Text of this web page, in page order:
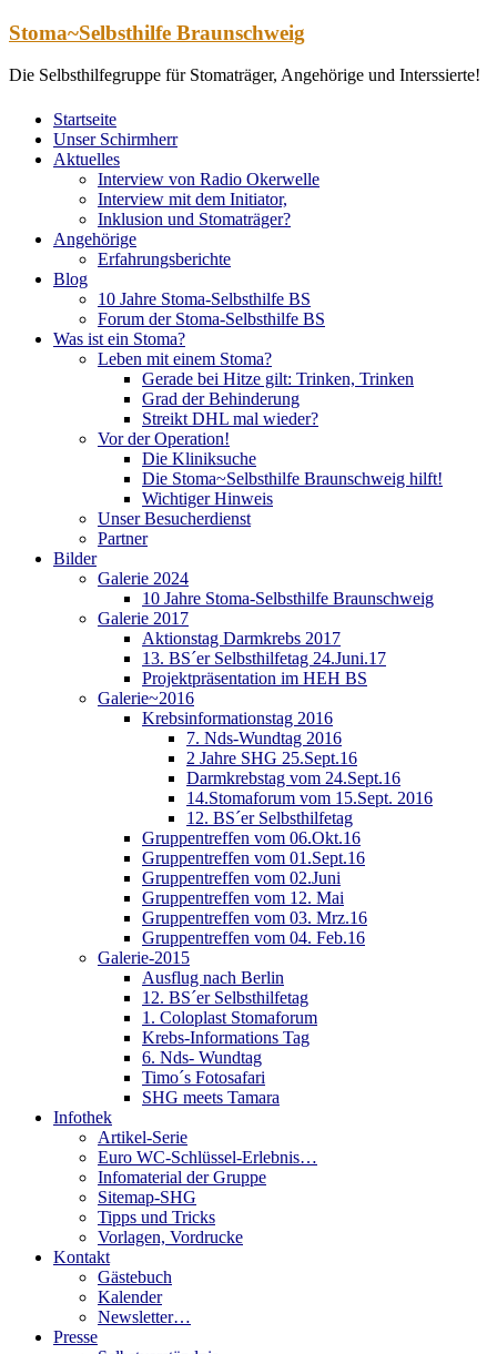
Zum
springen
Stoma~Selbsthilfe Braunschweig
Die Selbsthilfegruppe für Stomaträger, Angehörige und Interssierte!
Startseite
Unser Schirmherr
Aktuelles
Interview von Radio Okerwelle
Interview mit dem Initiator,
Inklusion und Stomaträger?
Angehörige
Erfahrungsberichte
Blog
10 Jahre Stoma-Selbsthilfe BS
Forum der Stoma-Selbsthilfe BS
Was ist ein Stoma?
Leben mit einem Stoma?
Gerade bei Hitze gilt: Trinken, Trinken
Grad der Behinderung
Streikt DHL mal wieder?
Vor der Operation!
Die Kliniksuche
Die Stoma~Selbsthilfe Braunschweig hilft!
Wichtiger Hinweis
Unser Besucherdienst
Partner
Bilder
Galerie 2024
10 Jahre Stoma-Selbsthilfe Braunschweig
Galerie 2017
Aktionstag Darmkrebs 2017
13. BS´er Selbsthilfetag 24.Juni.17
Projektpräsentation im HEH BS
Galerie~2016
Krebsinformationstag 2016
7. Nds-Wundtag 2016
2 Jahre SHG 25.Sept.16
Darmkrebstag vom 24.Sept.16
14.Stomaforum vom 15.Sept. 2016
12. BS´er Selbsthilfetag
Gruppentreffen vom 06.Okt.16
Gruppentreffen vom 01.Sept.16
Gruppentreffen vom 02.Juni
Gruppentreffen vom 12. Mai
Gruppentreffen vom 03. Mrz.16
Gruppentreffen vom 04. Feb.16
Galerie-2015
Ausflug nach Berlin
12. BS´er Selbsthilfetag
1. Coloplast Stomaforum
Krebs-Informations Tag
6. Nds- Wundtag
Timo´s Fotosafari
SHG meets Tamara
Infothek
Artikel-Serie
Euro WC-Schlüssel-Erlebnis…
Infomaterial der Gruppe
Sitemap-SHG
Tipps und Tricks
Vorlagen, Vordrucke
Kontakt
Gästebuch
Kalender
Newsletter…
Presse